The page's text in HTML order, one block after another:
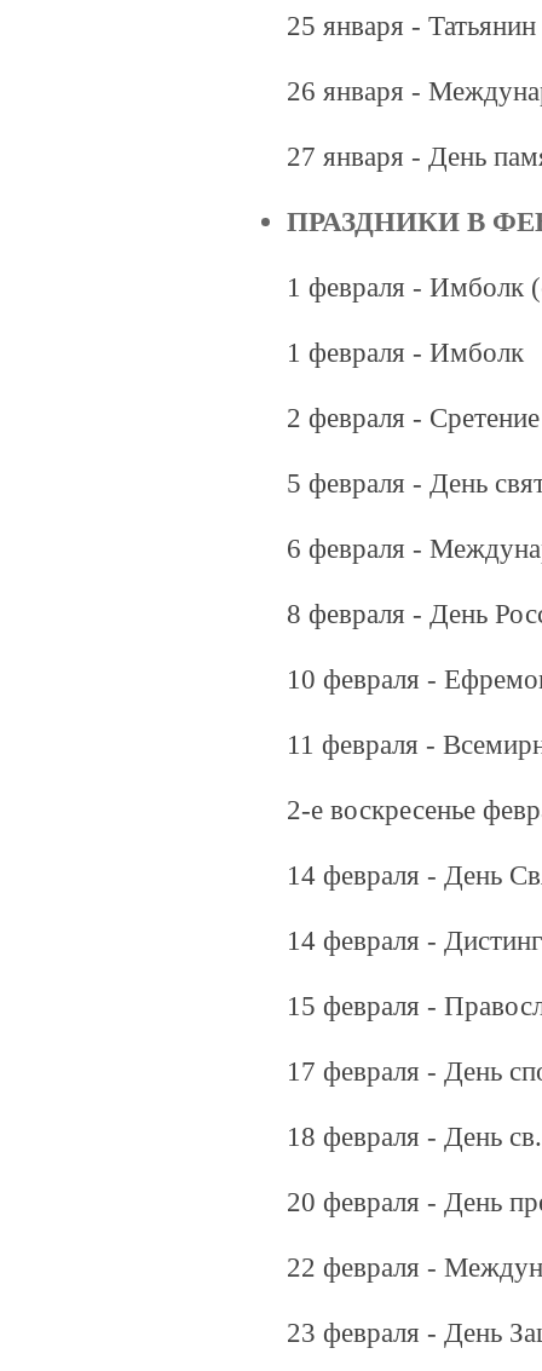
25 января -
26 января -
27 января - День
ПРАЗДНИКИ В
1 февраля - Имболк
1 февраля - Имболк
2 февраля -
5 февраля - День
6 февраля -
8 февраля - День
10 февраля -
11 февраля -
2-е воскресенье
14 февраля - День
14 февраля - Дистинг
15 февраля -
17 февраля - День
18 февраля - День
20 февраля - День
22 февраля -
23 февраля - День